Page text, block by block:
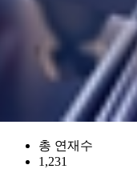
총 연재수
1,231